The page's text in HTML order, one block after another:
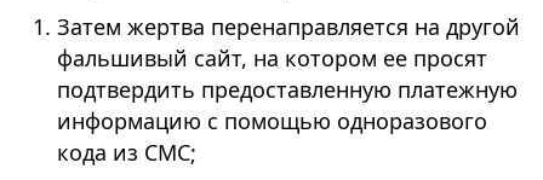
Затем жертва перенаправляется на другой
фальшивый сайт, на котором ее просят
подтвердить предоставленную платежную
информацию с помощью одноразового
кода из СМС;